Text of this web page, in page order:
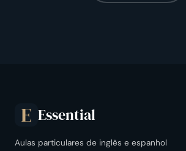
E Essential
Aulas particulares de inglês e espanhol